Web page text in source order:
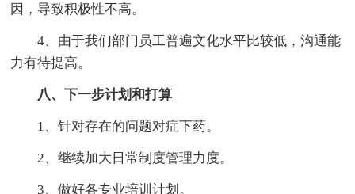
因，导致积极性不高。
4、由于我们部门员工普遍文化水平比较低，沟通能
力有待提高。
八、下一步计划和打算
1、针对存在的问题对症下药。
2、继续加大日常制度管理力度。
3、做好各专业培训计划。